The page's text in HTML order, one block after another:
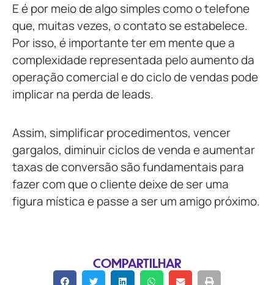
E é por meio de algo simples como o telefone
que, muitas vezes, o contato se estabelece.
Por isso, é importante ter em mente que a
complexidade representada pelo aumento da
operação comercial e do ciclo de vendas pode
implicar na perda de leads.
Assim, simplificar procedimentos, vencer
gargalos, diminuir ciclos de venda e aumentar
taxas de conversão são fundamentais para
fazer com que o cliente deixe de ser uma
figura mística e passe a ser um amigo próximo.
COMPARTILHAR